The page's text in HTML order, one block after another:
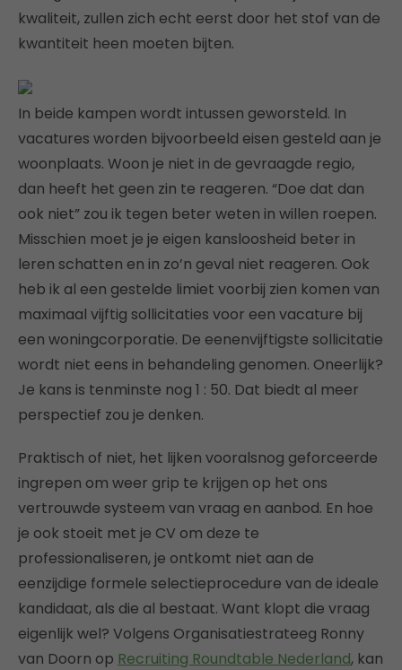
kwaliteit, zullen zich echt eerst door het stof van de
kwantiteit heen moeten bijten.
In beide kampen wordt intussen geworsteld. In
vacatures worden bijvoorbeeld eisen gesteld aan je
woonplaats. Woon je niet in de gevraagde regio,
dan heeft het geen zin te reageren. “Doe dat dan
ook niet” zou ik tegen beter weten in willen roepen.
Misschien moet je je eigen kansloosheid beter in
leren schatten en in zo’n geval niet reageren. Ook
heb ik al een gestelde limiet voorbij zien komen van
maximaal vijftig sollicitaties voor een vacature bij
een woningcorporatie. De eenenvijftigste sollicitatie
wordt niet eens in behandeling genomen. Oneerlijk?
Je kans is tenminste nog 1 : 50. Dat biedt al meer
perspectief zou je denken.
Praktisch of niet, het lijken vooralsnog geforceerde
ingrepen om weer grip te krijgen op het ons
vertrouwde systeem van vraag en aanbod. En hoe
je ook stoeit met je CV om deze te
professionaliseren, je ontkomt niet aan de
eenzijdige formele selectieprocedure van de ideale
kandidaat, als die al bestaat. Want klopt die vraag
eigenlijk wel? Volgens Organisatiestrateeg Ronny
van Doorn op Recruiting Roundtable Nederland, kan